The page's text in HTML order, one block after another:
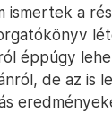
ismertek a
éppúgy
de az is